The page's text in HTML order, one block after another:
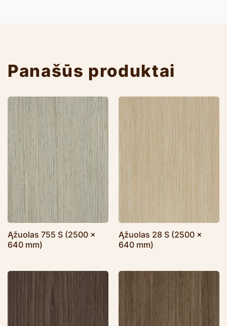
Panašūs produktai
Ąžuolas 755 S (2500 x
640 mm)
Ąžuolas 28 S (2500 x
640 mm)